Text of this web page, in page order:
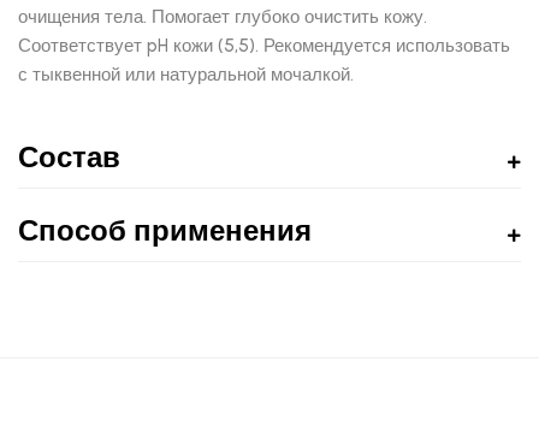
очищения тела. Помогает глубоко очистить кожу.
Соответствует pH кожи (5,5). Рекомендуется использовать
с тыквенной или натуральной мочалкой.
Состав
Способ применения